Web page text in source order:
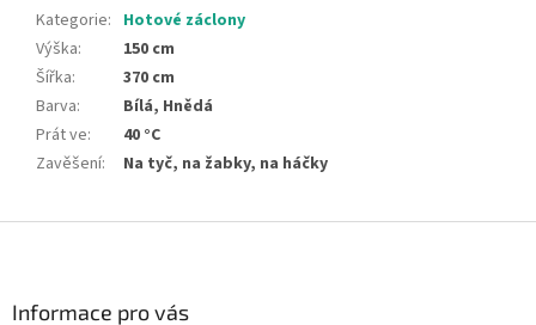
Kategorie: Hotové záclony
Výška:
150 cm
Šířka:
370 cm
Barva:
Bílá, Hnědá
Prát ve:
40 °C
Zavěšení: Na tyč, na žabky, na háčky
Informace pro vás